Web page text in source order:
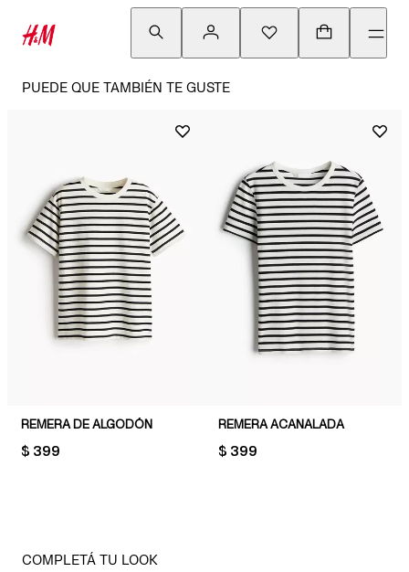
PUEDE QUE TAMBIÉN TE GUSTE
REMERA DE ALGODÓN
PRICE:
$ 399
REMERA ACANALADA
PRICE:
$ 399
COMPLETÁ TU LOOK